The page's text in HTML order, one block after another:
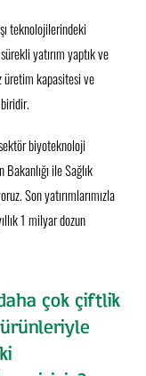
teknolojilerindeki
yatırım yaptık ve
üretim kapasitesi ve
biyoteknoloji
ile Sağlık
Son yatırımlarımızla
1 milyar dozun
çok çiftlik